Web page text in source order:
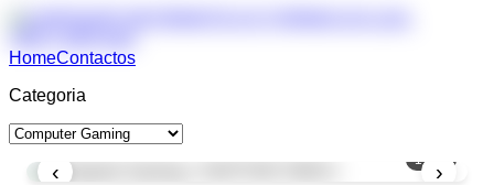
HomeContactos
Categoria
‹ ›
1/